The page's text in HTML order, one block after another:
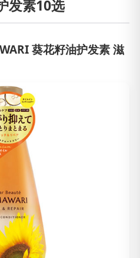
发素10选
葵花籽油护发素 滋